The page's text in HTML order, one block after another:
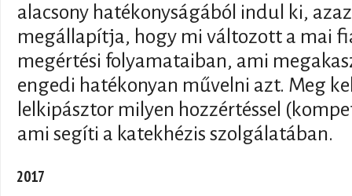
alacsony hatékonyságából indul ki,
megállapítja, hogy mi változott a mai
megértési folyamataiban, ami
engedi hatékonyan művelni azt. Meg
lelkipásztor milyen hozzértéssel
ami segíti a katekhézis szolgálatában.
2017